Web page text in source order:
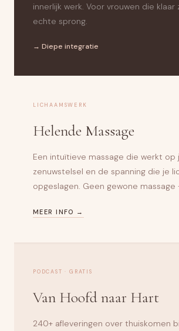
innerlijk werk. Voor vrouwen die klaar
echte sprong.
→ Diepe integratie
LICHAAMSWERK
Helende Massage
Een intuïtieve massage die werkt op
zenuwstelsel en de spanning die je
opgeslagen. Geen gewone massage
MEER INFO →
PODCAST · GRATIS
Van Hoofd naar Hart
240+ afleveringen over thuiskomen